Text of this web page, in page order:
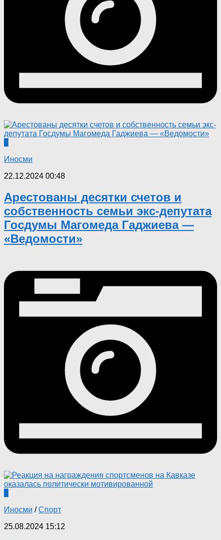
Иносми
22.12.2024 00:48
Арестованы десятки счетов и
собственность семьи экс-депутата
Госдумы Магомеда Гаджиева —
«Ведомости»
Иносми /Спорт
25.08.2024 15:12